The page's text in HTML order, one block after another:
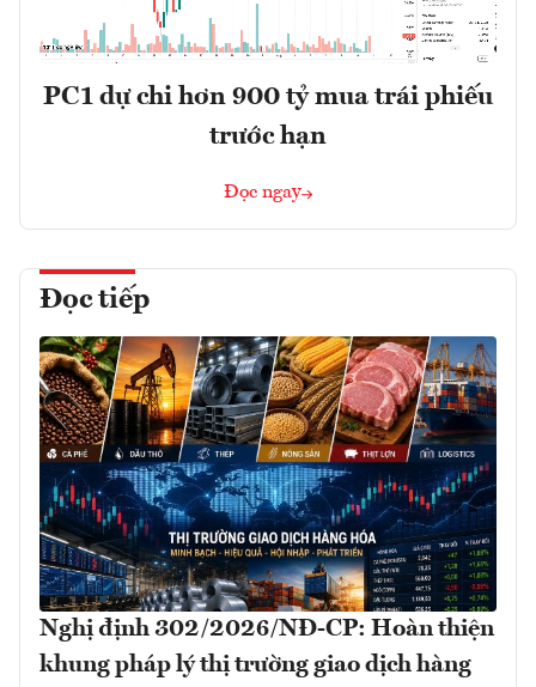
PC1 dự chi hơn 900 tỷ mua trái phiếu
trước hạn
Đọc ngay
Đọc tiếp
Nghị định 302/2026/NĐ-CP: Hoàn thiện
khung pháp lý thị trường giao dịch hàng